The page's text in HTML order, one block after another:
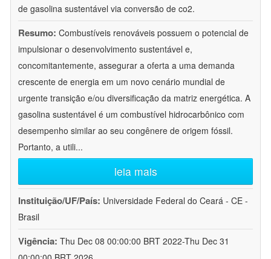
de gasolina sustentável via conversão de co2.
Resumo: Combustíveis renováveis possuem o potencial de
impulsionar o desenvolvimento sustentável e,
concomitantemente, assegurar a oferta a uma demanda
crescente de energia em um novo cenário mundial de
urgente transição e/ou diversificação da matriz energética. A
gasolina sustentável é um combustível hidrocarbônico com
desempenho similar ao seu congênere de origem fóssil.
Portanto, a utili...
leia mais
Instituição/UF/País: Universidade Federal do Ceará - CE -
Brasil
Vigência: Thu Dec 08 00:00:00 BRT 2022-Thu Dec 31